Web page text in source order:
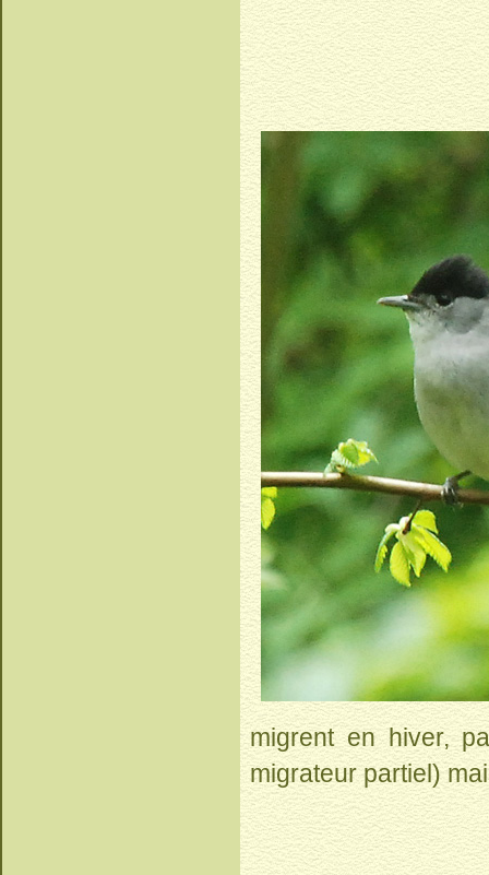
migrent en hiver,
migrateur partiel)